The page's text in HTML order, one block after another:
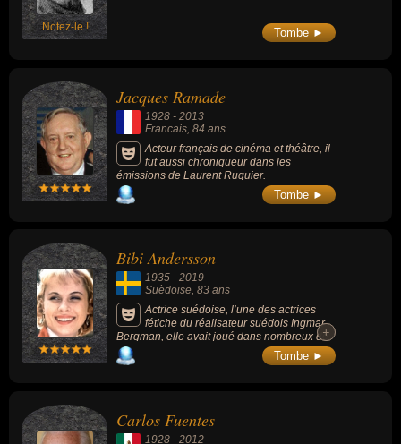
Notez-le ! Tombe ►
Jacques Ramade
1928 - 2013
Francais, 84 ans
Acteur français de cinéma et théâtre, il
fut aussi chroniqueur dans les
émissions de Laurent Ruquier.
Tombe ►
Bibi Andersson
1935 - 2019
Suèdoise, 83 ans
Actrice suédoise, l’une des actrices
fétiche du réalisateur suédois Ingmar
Bergman, elle avait joué dans nombreux de
ses classiques dont « Le septième sceau »
(1957), « Les fraises sauvages » (1957) et «
+
+
Tombe ►
Carlos Fuentes
1928 - 2012